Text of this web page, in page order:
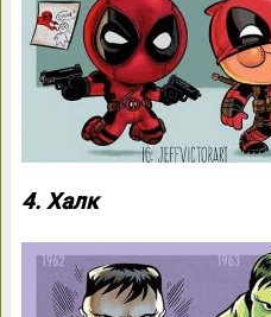
4. Халк